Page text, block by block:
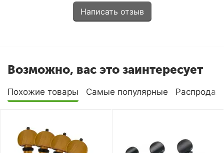
Написать отзыв
Возможно, вас это заинтересует
Похожие товары Самые популярные